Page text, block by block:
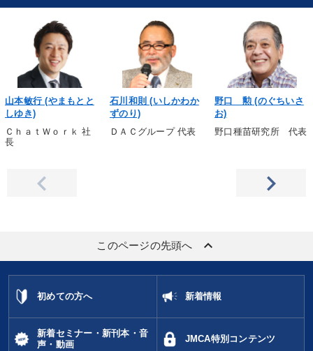
山本敏行 (やまもとと
しゆき)
ＣｈａｔＷｏｒｋ 社
長
石川和則 (いしかわか
ずのり)
ＤＡＣグループ 代表
野口 勲 (のぐちいさ
お)
野口種苗研究所 代表
このページの先頭へ keyboard_arrow_up
初めての方へ 新着情報
新着セミナー・新刊本・音
声・動画
JMCA特別コンテンツ